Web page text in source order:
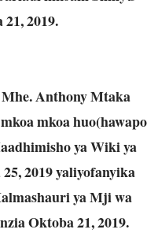
2019.
Anthony Mtaka
mkoa huo(hawapo
ya Wiki ya
2019 yaliyofanyika
ya Mji wa
Oktoba 21, 2019.